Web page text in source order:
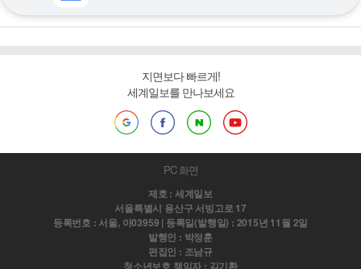
지면보다 빠르게!
세계일보를 만나보세요
PC 화면
제호 : 세계일보
서울특별시 용산구 서빙고로 17
등록번호 : 서울, 아03959 | 등록일(발행일) : 2015년 11월 2일
발행인 : 박정훈
편집인 : 조남규
청소년보호 책임자 : 김기환